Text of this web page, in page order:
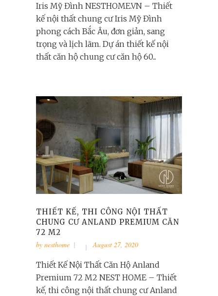
Iris Mỹ Đình NESTHOME.VN – Thiết
kế nội thất chung cư Iris Mỹ Đình
phong cách Bắc Âu, đơn giản, sang
trọng và lịch lãm. Dự án thiết kế nội
thất căn hộ chung cư căn hộ 60...
THIẾT KẾ, THI CÔNG NỘI THẤT
CHUNG CƯ ANLAND PREMIUM CĂN
72 M2
by nesthome August 27, 2020
Thiết Kế Nội Thất Căn Hộ Anland
Premium 72 M2 NEST HOME – Thiết
kế, thi công nội thất chung cư Anland